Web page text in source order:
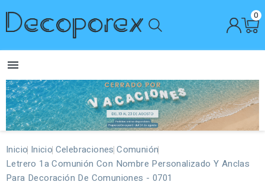
0

Inicio Inicio Celebraciones Comunión
Letrero 1a Comunión Con Nombre Personalizado Y Anclas
Para Decoración De Comuniones - 0701